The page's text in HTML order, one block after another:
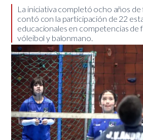
​La iniciativa completó ocho años
contó con la participación de 22
educacionales en competencias de
vóleibol y balonmano.